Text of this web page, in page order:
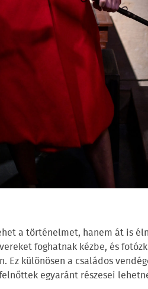
a történelmet, hanem át is
foghatnak kézbe, és
Ez különösen a családos
egyaránt részesei